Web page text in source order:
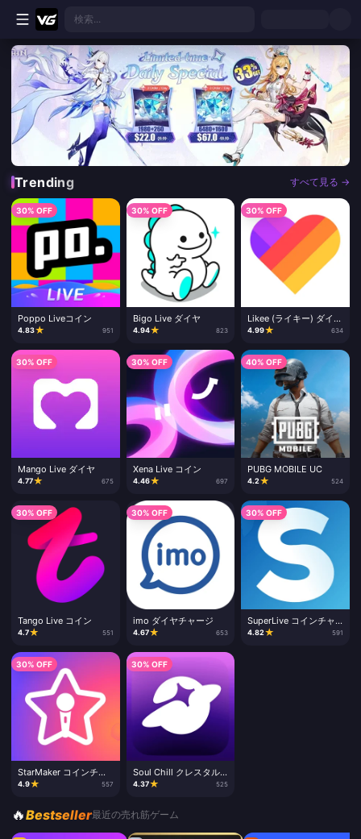
メインコンテンツへスキップ
検索...
格安ゲームチャージ＆ライブアプリへの即時チャージ - VGTopup
Trending すべて見る →
30% OFF
Poppo Liveコイン
4.83★ 951
30% OFF
Bigo Live ダイヤ
4.94★ 823
30% OFF
Likee (ライキー) ダイヤ
チャージ
4.99★ 634
30% OFF
Mango Live ダイヤ
4.77★ 675
30% OFF
Xena Live コイン
4.46★ 697
40% OFF
PUBG MOBILE UC
4.2★ 524
30% OFF
Tango Live コイン
4.7★ 551
30% OFF
imo ダイヤチャージ
4.67★ 653
30% OFF
SuperLive コインチャ
ージ
4.82★ 591
30% OFF
StarMaker コインチャ
ージ
4.9★ 557
30% OFF
Soul Chill クレスタル
チャージ
4.37★ 525
🔥Bestseller最近の売れ筋ゲーム